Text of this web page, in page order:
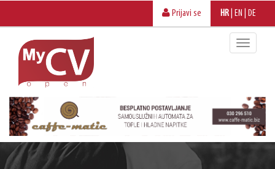
HR EN DE
Prijavi se